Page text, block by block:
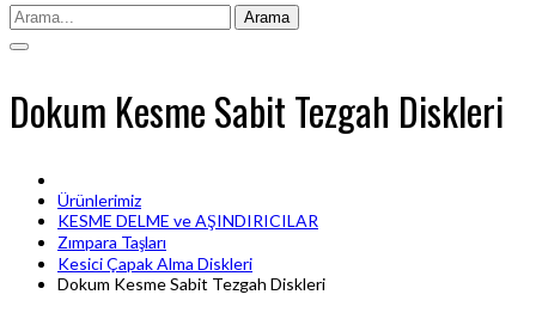
Arama
Dokum Kesme Sabit Tezgah Diskleri
Ürünlerimiz
KESME DELME ve AŞINDIRICILAR
Zımpara Taşları
Kesici Çapak Alma Diskleri
Dokum Kesme Sabit Tezgah Diskleri